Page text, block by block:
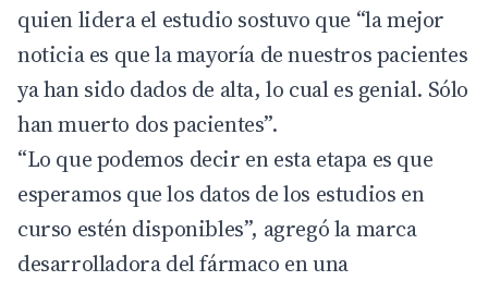
quien lidera el estudio sostuvo que “la mejor
noticia es que la mayoría de nuestros pacientes
ya han sido dados de alta, lo cual es genial. Sólo
han muerto dos pacientes”.
“Lo que podemos decir en esta etapa es que
esperamos que los datos de los estudios en
curso estén disponibles”, agregó la marca
desarrolladora del fármaco en una